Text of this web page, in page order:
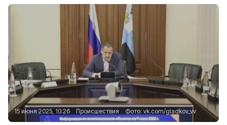
15 июня 2025, 10:26 Происшествия Фото: vk.com/gladkov_vv